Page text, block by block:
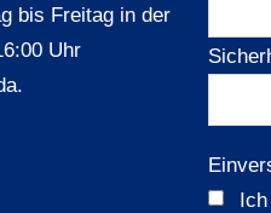
bis Freitag in der
Uhr